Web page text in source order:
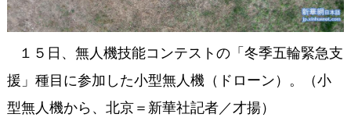
１５日、無人機技能コンテストの「冬季五輪緊急支
援」種目に参加した小型無人機（ドローン）。（小
型無人機から、北京＝新華社記者／才揚）